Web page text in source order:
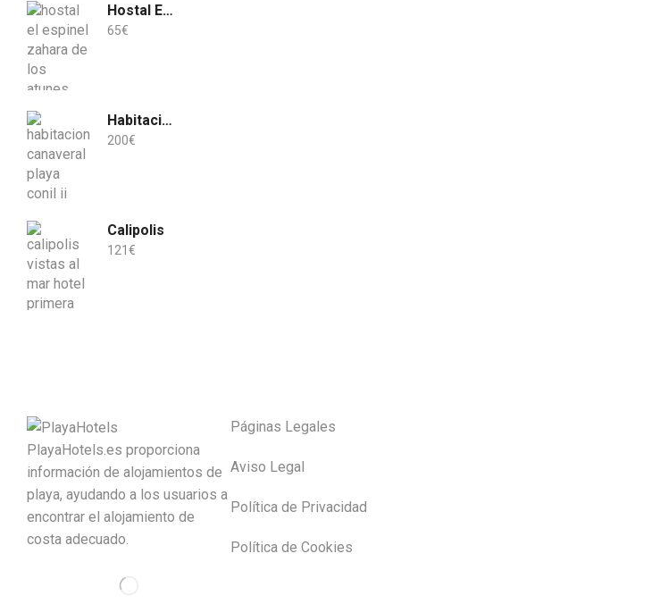
Hostal El Espinel
65€
Habitación Cañaveral Playa Conil II
200€
Calipolis
121 €
PlayaHotels.es proporciona
información de alojamientos de
playa, ayudando a los usuarios a
encontrar el alojamiento de
costa adecuado.
Páginas Legales
Aviso Legal
Política de Privacidad
Política de Cookies